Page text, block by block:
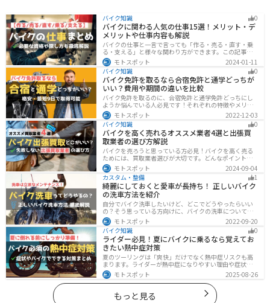
バイク知識 0
バイクに関わる人気の仕事15選！メリット・デ
メリットや仕事内容も解説
バイクの仕事と一言で言っても「作る・売る・直す・乗
る・支える」と様々な関わり方ができます。この記事で
は、バイクに関わる人気の仕事をジャンル別に紹介しま
す。必要な資格や探し方も解説しますので、自分のなり
たい姿をイメージして探してみてください。
モトスポット
2024-01-11
バイク知識
0
バイク免許を取るなら合宿免許と通学どっちが
いい？費用や期間の違いを比較
バイク免許を取るのに、合宿免許と通学免許どっちにし
ようか悩んでいる人必見です！それぞれの特徴やメリッ
トデメリットをまとめました。早く安く免許取得したい
なら合宿免許、他人と関わらず取りたいなら通学免許が
オススメです。自分に合った免許取得方法を選んでくだ
さいね。
モトスポット
2022-12-03
バイク知識
0
バイクを高く売れるオススメ業者4選と出張買
取業者の選び方解説
バイクを売ろうと思っている方必見！バイクを高く売る
ためには、買取業者選びが大切です。どんなポイントで
業者を選べばいいのか見るべきポイントを7つまとめまし
た。また、買取実績が豊富なオススメの買取業者を4つを
厳選・解説します。
モトスポット
2024-09-04
カスタム・整備
1
綺麗にしておくと愛車が長持ち！ 正しいバイク
の洗車方法を紹介
自分でバイク洗車したいけど、どこでどうやったらいい
の？そう思っている方向けに、バイクの洗車について徹
底的にまとめました。バイク洗車ができる場所から洗車
手順まで全て解説します。正しい洗車方法は身につける
ことでバイクのメンテナンスにもなります。
モトスポット
2022-09-20
バイク知識
0
ライダー必見！夏にバイクに乗るなら覚えてお
きたい熱中症対策
夏のツーリングは「爽快」だけでなく熱中症リスクも高
まります。ライダーが熱中症になりやすい理由や症状、
危険性、そして安全に楽しむための対策を徹底解説。夏
用ウェア・水分補給・休憩ポイントの工夫など、猛暑で
も快適に走るコツを紹介します。
モトスポット 2025-08-26
もっと見る